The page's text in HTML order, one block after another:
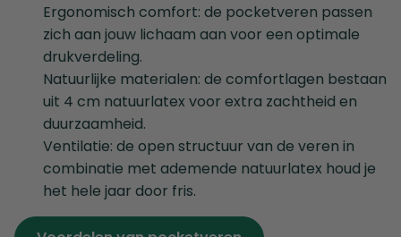
Ergonomisch comfort: de pocketveren passen
zich aan jouw lichaam aan voor een optimale
drukverdeling.
Natuurlijke materialen: de comfortlagen bestaan
uit 4 cm natuurlatex voor extra zachtheid en
duurzaamheid.
Ventilatie: de open structuur van de veren in
combinatie met ademende natuurlatex houd je
het hele jaar door fris.